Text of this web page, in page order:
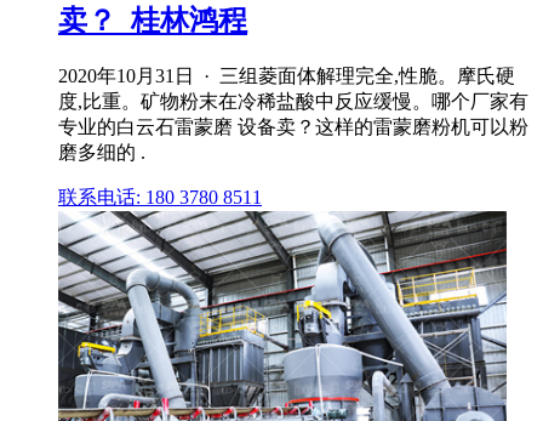
卖？_桂林鸿程
2020年10月31日 · 三组菱面体解理完全,性脆。摩氏硬
度,比重。矿物粉末在冷稀盐酸中反应缓慢。哪个厂家有
专业的白云石雷蒙磨 设备卖？这样的雷蒙磨粉机可以粉
磨多细的 .
联系电话: 180 3780 8511